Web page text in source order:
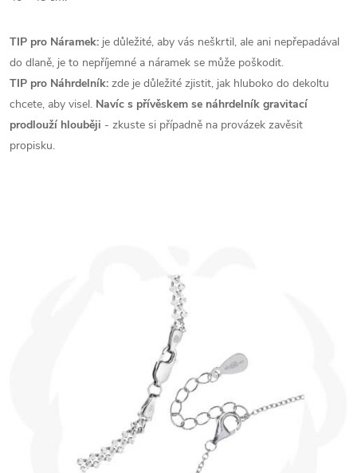
TIP pro Náramek: je důležité, aby vás neškrtil, ale ani nepřepadával
do dlaně, je to nepříjemné a náramek se může poškodit.
TIP pro Náhrdelník: zde je důležité zjistit, jak hluboko do dekoltu
chcete, aby visel. Navíc s přívěskem se náhrdelník gravitací
prodlouží hlouběji - zkuste si případně na provázek zavěsit
propisku.